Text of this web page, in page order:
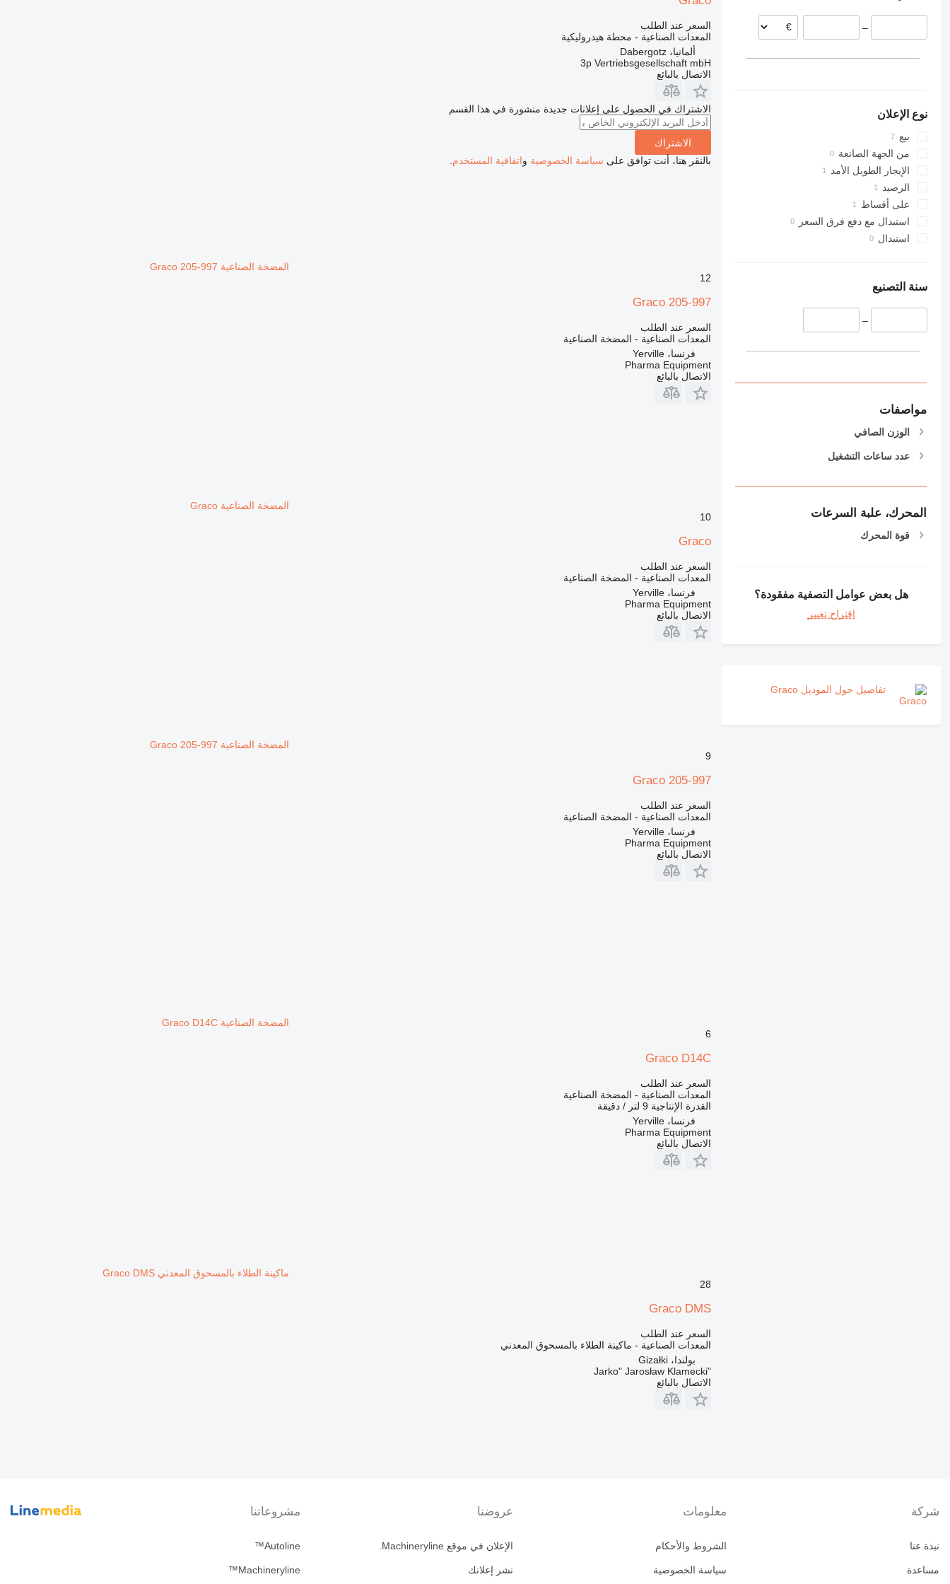
ألمانيا
–
نوع الإعلان
بيع
من الجهة الصانعة
الإيجار الطويل الأمد
الرصيد
على أقساط
استبدال مع دفع فرق السعر
استبدال
سنة التصنيع
–
مواصفات
الوزن الصافي
عدد ساعات التشغيل
المحرك، علبة السرعات
قوة المحرك
هل بعض عوامل التصفية مفقودة؟
اقتراح تغيير
تفاصيل حول الموديل Graco
السعر عند الطلب
المعدات الصناعية - محطة هيدروليكية
ألمانيا، Dabergotz
3p Vertriebsgesellschaft mbH
الاتصال بالبائع
الاشتراك في الحصول على إعلانات جديدة منشورة في هذا القسم
الاشتراك
بالنقر هنا، أنت توافق على سياسة الخصوصية واتفاقية المستخدم
المضخة الصناعية Graco 205-997
12
Graco 205-997
السعر عند الطلب
المعدات الصناعية - المضخة الصناعية
فرنسا، Yerville
Pharma Equipment
الاتصال بالبائع
المضخة الصناعية Graco
10
Graco
السعر عند الطلب
المعدات الصناعية - المضخة الصناعية
فرنسا، Yerville
Pharma Equipment
الاتصال بالبائع
المضخة الصناعية Graco 205-997
9
Graco 205-997
السعر عند الطلب
المعدات الصناعية - المضخة الصناعية
فرنسا، Yerville
Pharma Equipment
الاتصال بالبائع
المضخة الصناعية Graco D14C
6
Graco D14C
السعر عند الطلب
المعدات الصناعية - المضخة الصناعية
القدرة الإنتاجية 9 لتر / دقيقة
فرنسا، Yerville
Pharma Equipment
الاتصال بالبائع
ماكينة الطلاء بالمسحوق المعدني Graco DMS
28
Graco DMS
السعر عند الطلب
المعدات الصناعية - ماكينة الطلاء بالمسحوق المعدني
بولندا، Gizałki
"Jarko" Jarosław Klamecki
الاتصال بالبائع
شركة
نبذة عنا
مساعدة
معلومات
الشروط والأحكام
سياسة الخصوصية
عروضنا
الإعلان في موقع Machineryline.
نشر إعلانك
مشروعاتنا
Autoline™
Machineryline™